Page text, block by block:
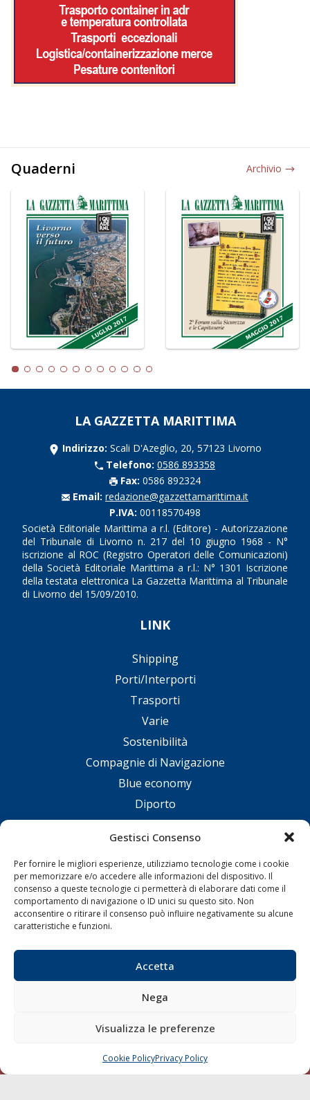
Gestisci Consenso
Per fornire le migliori esperienze, utilizziamo tecnologie come i cookie
per memorizzare e/o accedere alle informazioni del dispositivo. Il
consenso a queste tecnologie ci permetterà di elaborare dati come il
comportamento di navigazione o ID unici su questo sito. Non
acconsentire o ritirare il consenso può influire negativamente su alcune
caratteristiche e funzioni.
Accetta
Nega
Visualizza le preferenze
Cookie PolicyPrivacy Policy
Quaderni Archivio
LA GAZZETTA MARITTIMA
Indirizzo: Scali D'Azeglio, 20, 57123 Livorno
Telefono: 0586 893358
Fax: 0586 892324
Email: redazione@gazzettamarittima.it
P.IVA: 00118570498
Società Editoriale Marittima a r.l. (Editore) - Autorizzazione
del Tribunale di Livorno n. 217 del 10 giugno 1968 - N°
iscrizione al ROC (Registro Operatori delle Comunicazioni)
della Società Editoriale Marittima a r.l.: N° 1301 Iscrizione
della testata elettronica La Gazzetta Marittima al Tribunale
di Livorno del 15/09/2010.
LINK
Shipping
Porti/Interporti
Trasporti
Varie
Sostenibilità
Compagnie di Navigazione
Blue economy
Diporto
Chi siamo
Contatti
SEGUI
© 1968 - 2026 Tutti i diritti sono riservati
Cookie Policy
Privacy Policy
CHIAMA SCRIVI